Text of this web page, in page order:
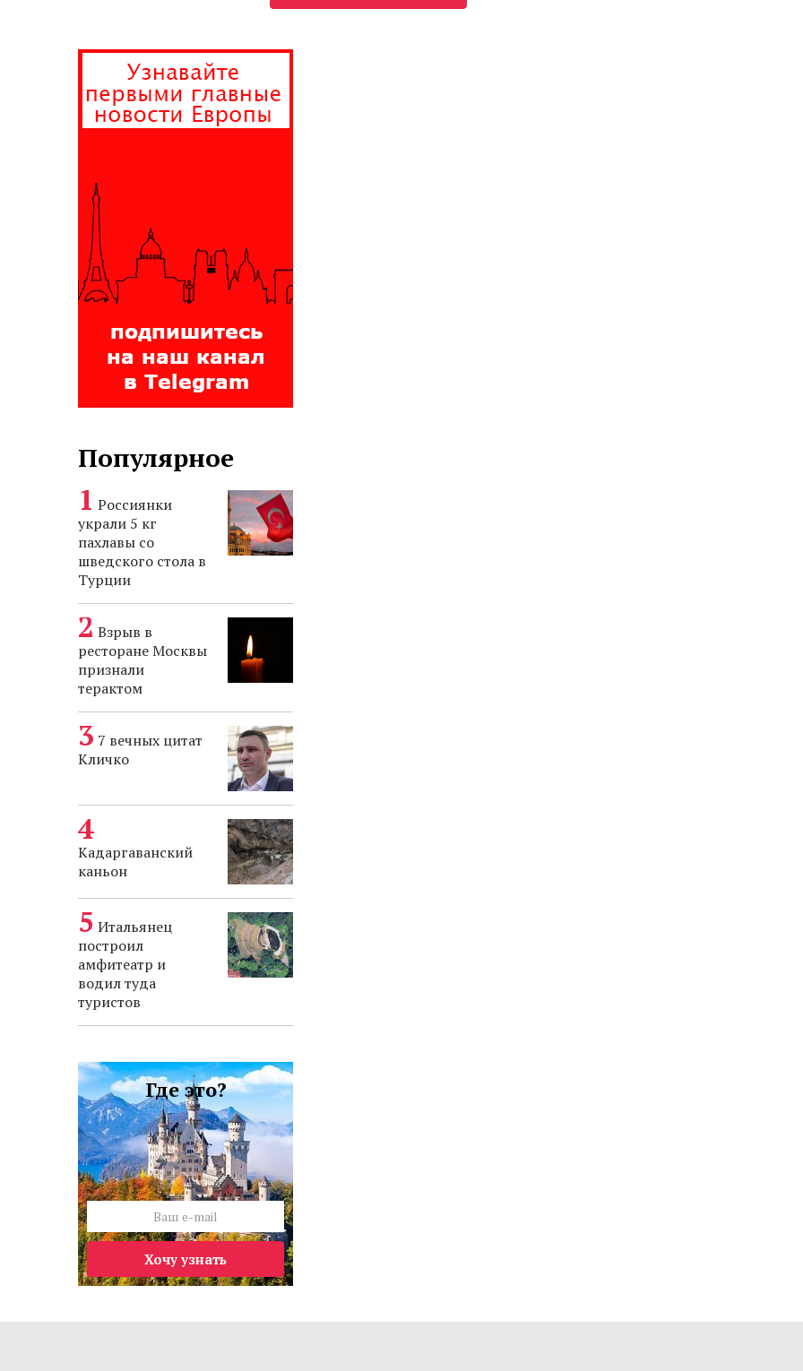
Популярное
Россиянки
украли 5 кг
пахлавы со
шведского стола в
Турции
Взрыв в
ресторане Москвы
признали
терактом
7 вечных цитат
Кличко
Кадаргаванский
каньон
Итальянец
построил
амфитеатр и
водил туда
туристов
Где это?
Хочу узнать